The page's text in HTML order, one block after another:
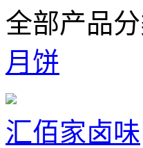
全部产品
月饼
汇佰家卤味